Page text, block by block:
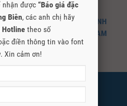
RANGER 2021 – GIÁ LĂN BÁNH
RANGER 2021 TẠI QUẢNG NAM
nhận được “Báo giá đặc
Biên, các anh chị hãy
Hotline theo số
điền thông tin vào font
Xin cảm ơn!